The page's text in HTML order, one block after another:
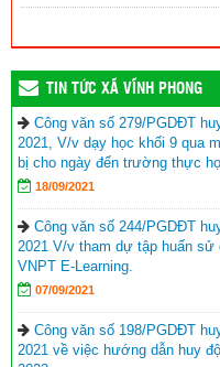
TIN TỨC XÃ VĨNH PHONG
Công văn số 279/PGDĐT
2021, V/v dạy học khối 9 qua
bị cho ngày đến trường thực
18/09/2021
Công văn số 244/PGDĐT
2021 V/v tham dự tập huấn
VNPT E-Learning.
07/09/2021
Công văn số 198/PGDĐT
2021 về việc hướng dẫn huy